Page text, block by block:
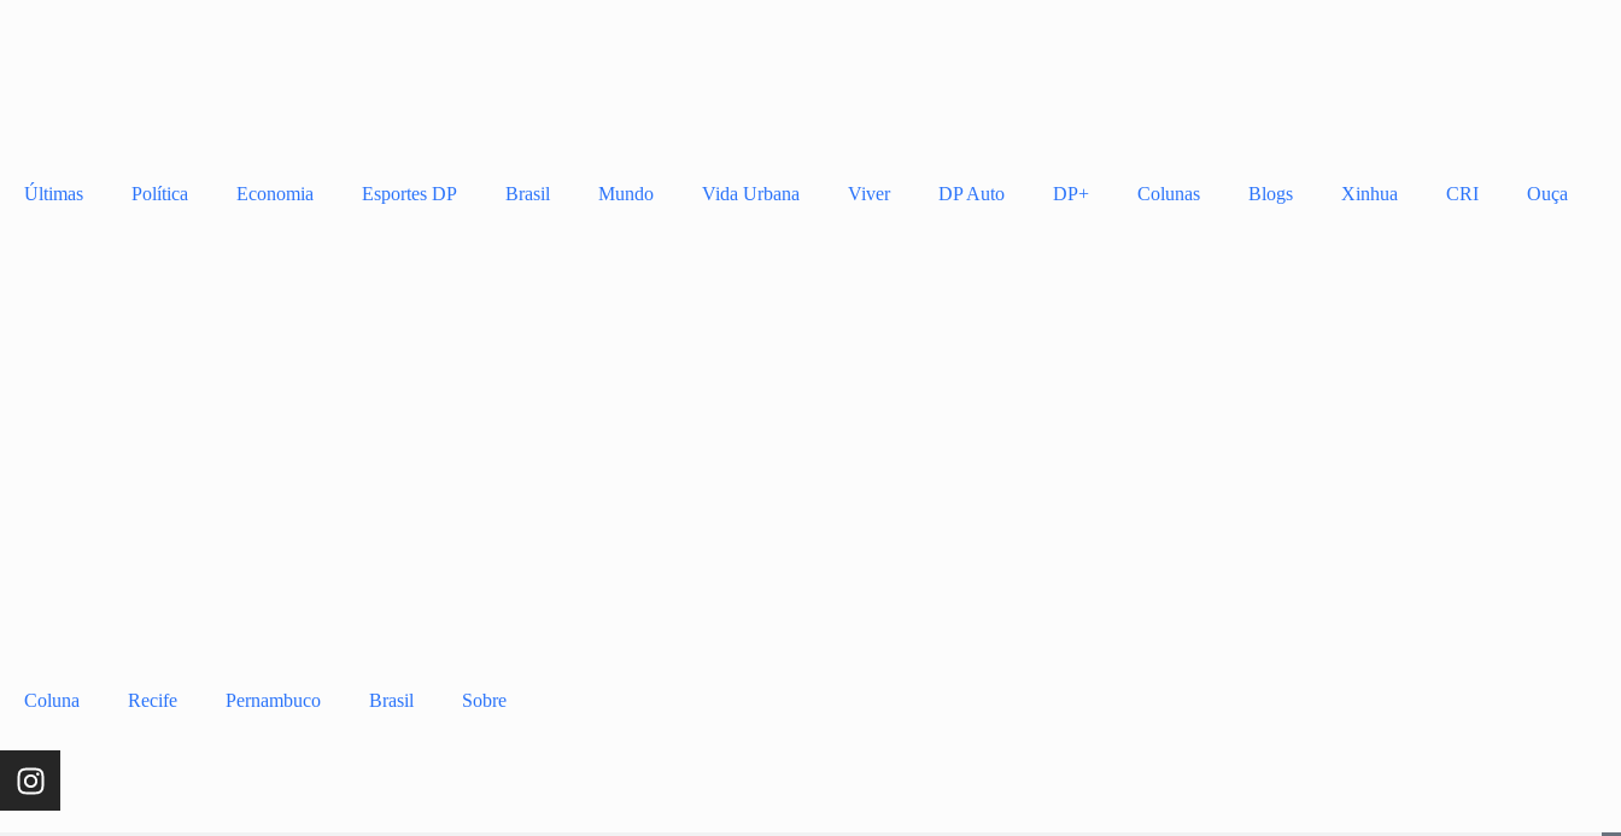
Últimas Política Economia Esportes DP Brasil Mundo Vida Urbana Viver DP Auto DP+ Colunas Blogs Xinhua CRI Ouça
Coluna Recife Pernambuco Brasil Sobre